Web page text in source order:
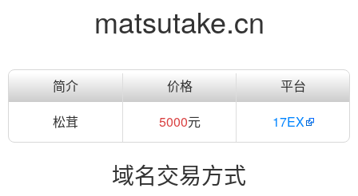
matsutake.cn
简介 价格
平台
松茸
5000元 17EX
域名交易方式